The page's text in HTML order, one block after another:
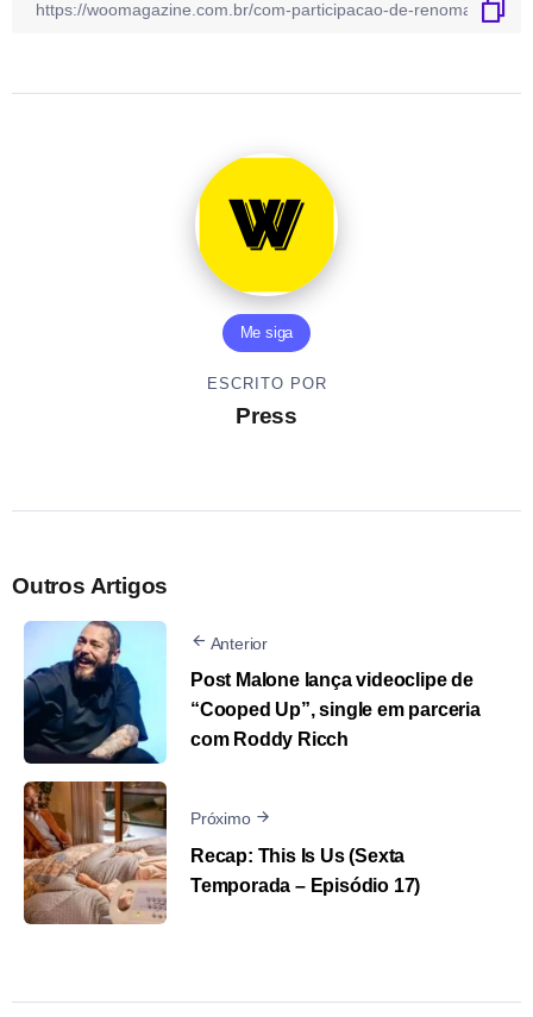
Me siga
ESCRITO POR
Press
Outros Artigos
Anterior
Post Malone lança videoclipe de
“Cooped Up”, single em parceria
com Roddy Ricch
Próximo
Recap: This Is Us (Sexta
Temporada – Episódio 17)